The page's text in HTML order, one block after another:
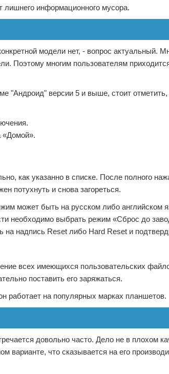
лишнего информационного мусора.
модели нет, - вопрос актуальный.
Поэтому многим пользователям
версии 5 и выше, стоит отметить,
«Домой».
как указанно в списке. После полного
потухнуть и снова загореться.
может быть на русском либо английском
необходимо выбрать режим «Сброс до
на надпись Reset либо Hard Reset и
всех имеющихся пользовательских
поставить его заряжаться.
работает на популярных марках планшетов.
довольно часто. Дело не в плохом
варианте, что сказывается на его